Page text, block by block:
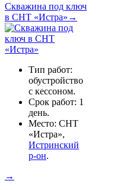
Скважина под ключ
в СНТ «Истра»→
Тип работ:
обустройство
с кессоном.
Срок работ: 1
день.
Место: СНТ
«Истра»,
Истринский
р-он.
→